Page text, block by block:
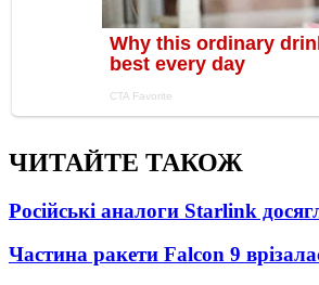
ЧИТАЙТЕ ТАКОЖ
Російські аналоги Starlink
Частина ракети Falcon 9